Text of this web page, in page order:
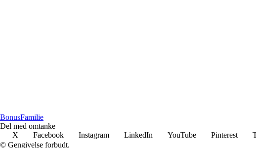
BonusFamilie
Del med omtanke
X
Facebook Instagram LinkedIn YouTube Pinterest
© Gengivelse forbudt.